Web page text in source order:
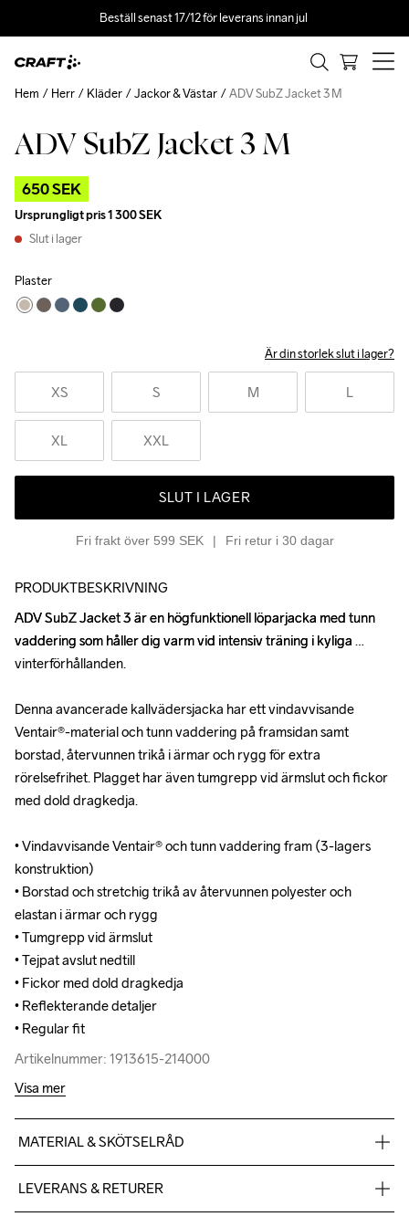
Beställ senast 17/12 för leverans innan jul
ADV SubZ Jacket 3 M
650 SEK
Ursprungligt pris1 300 SEK
Slut i lager
Plaster
Är din storlek slut i lager?
XS S M L
XL XXL
SLUT I LAGER
Fri frakt över 599 SEK Fri retur i 30 dagar
Hem Herr Kläder Jackor & Västar ADV SubZ Jacket 3 M
Outlet
PRODUKTBESKRIVNING
ADV SubZ Jacket 3 är en högfunktionell löparjacka med tunn
vaddering som håller dig varm vid intensiv träning i kyliga
vinterförhållanden.
Denna avancerade kallvädersjacka har ett vindavvisande
Ventair®-material och tunn vaddering på framsidan samt
borstad, återvunnen trikå i ärmar och rygg för extra
rörelsefrihet. Plagget har även tumgrepp vid ärmslut och fickor
med dold dragkedja.
• Vindavvisande Ventair® och tunn vaddering fram (3-lagers
konstruktion)
• Borstad och stretchig trikå av återvunnen polyester och
elastan i ärmar och rygg
• Tumgrepp vid ärmslut
• Tejpat avslut nedtill
• Fickor med dold dragkedja
• Reflekterande detaljer
• Regular fit
Artikelnummer: 1913615-214000
ADV SubZ Jacket 3 är en högfunktionell löparjacka med tunn
vaddering som håller dig varm vid intensiv träning i kyliga
vinterförhållanden.
Denna avancerade kallvädersjacka har ett vindavvisande
Ventair®-material och tunn vaddering på framsidan samt
borstad, återvunnen trikå i ärmar och rygg för extra
rörelsefrihet. Plagget har även tumgrepp vid ärmslut och fickor
med dold dragkedja.
• Vindavvisande Ventair® och tunn vaddering fram (3-lagers
konstruktion)
• Borstad och stretchig trikå av återvunnen polyester och
elastan i ärmar och rygg
• Tumgrepp vid ärmslut
• Tejpat avslut nedtill
• Fickor med dold dragkedja
• Reflekterande detaljer
• Regular fit
Artikelnummer: 1913615-214000
Visa mer
MATERIAL & SKÖTSELRÅD
recycled 12% elastane Sleeves: 88% polyester-recycled 12%
LEVERANS & RETURER